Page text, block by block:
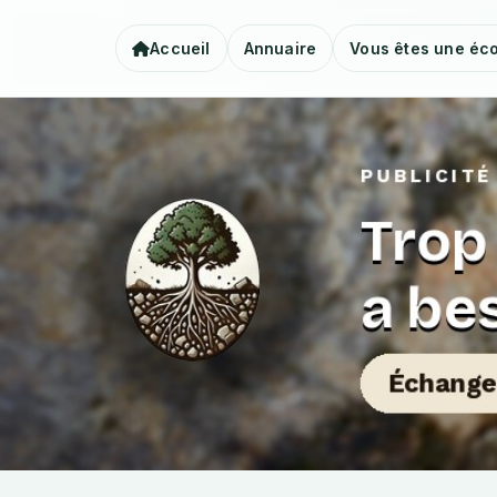
Accueil Annuaire Vous êtes une